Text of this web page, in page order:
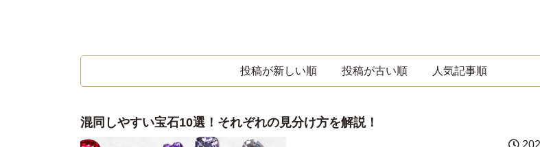
投稿が新しい順 投稿が古い順 人気記事順
混同しやすい宝石10選！それぞれの見分け方を解説！